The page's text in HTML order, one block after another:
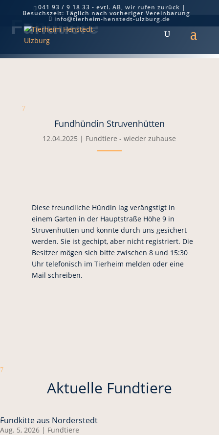
041 93 / 9 18 33 - evtl. AB, wir rufen zurück |
Besuchszeit: Täglich nach vorheriger Vereinbarung
info@tierheim-henstedt-ulzburg.de
Fundtiere
7
Fundhündin Struvenhütten
12.04.2025 | Fundtiere - wieder zuhause
Diese freundliche Hündin lag verängstigt in
einem Garten in der Hauptstraße Höhe 9 in
Struvenhütten und konnte durch uns gesichert
werden. Sie ist gechipt, aber nicht registriert. Die
Besitzer mögen sich bitte zwischen 8 und 15:30
Uhr telefonisch im Tierheim melden oder eine
Mail schreiben.
7
Aktuelle Fundtiere
Fundkitte aus Norderstedt
Aug. 5, 2026 | Fundtiere